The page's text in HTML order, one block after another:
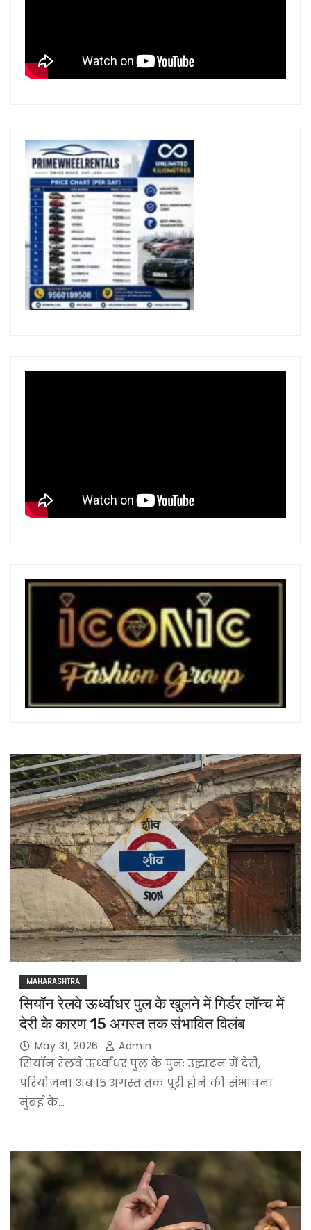
MAHARASHTRA
सियॉन रेलवे ऊर्ध्वाधर पुल के खुलने में गिर्डर लॉन्च में
देरी के कारण 15 अगस्त तक संभावित विलंब
May 31, 2026 Admin
सियॉन रेलवे ऊर्ध्वाधर पुल के पुनः उद्घाटन में देरी,
परियोजना अब 15 अगस्त तक पूरी होने की संभावना
मुंबई के…